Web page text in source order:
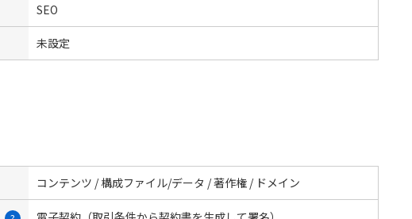
SEO
未設定
コンテンツ / 構成ファイル/データ / 著作権 / ドメイン